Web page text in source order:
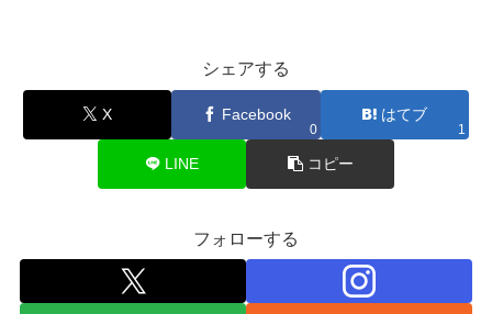
シェアする
X Facebook
0
はてブ
1
LINE コピー
フォローする